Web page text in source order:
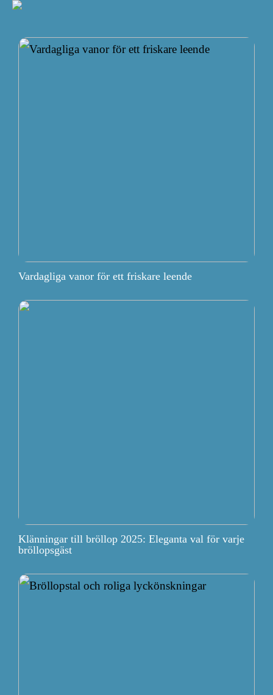
Vardagliga vanor för ett friskare leende
Klänningar till bröllop 2025: Eleganta val för varje
bröllopsgäst